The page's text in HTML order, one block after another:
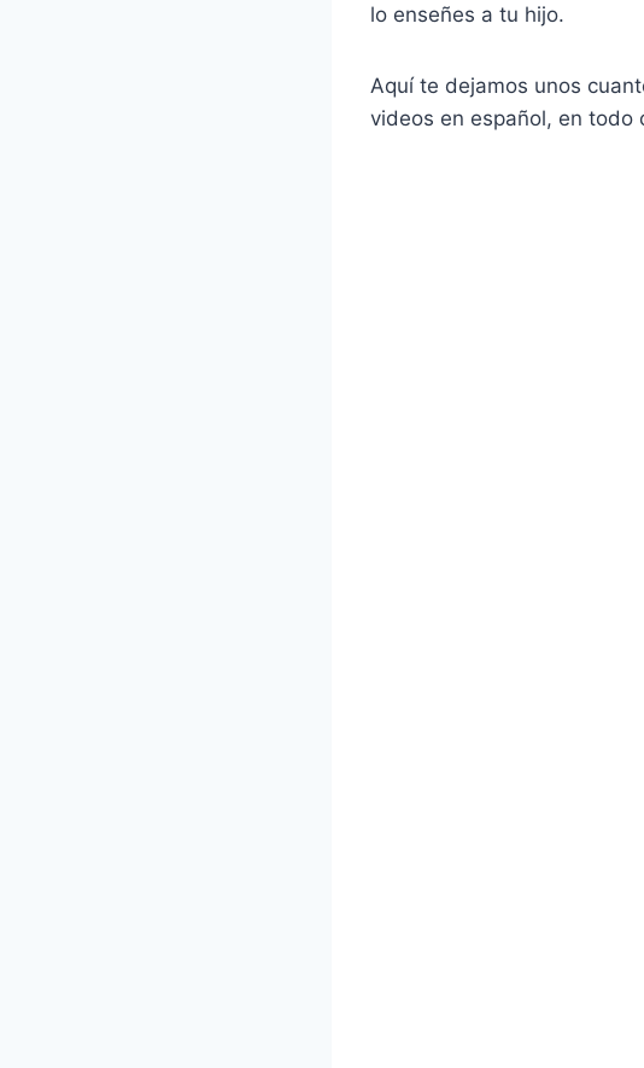
lo enseñes a tu hijo.
Aquí te dejamos unos
videos en español, en todo